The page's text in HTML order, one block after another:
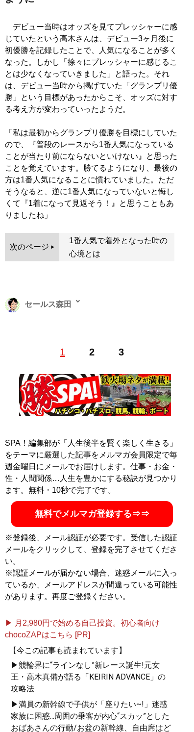
デビュー当時はオッズを見てプレッシャーに感
じていたという高木さんは、デビュー3ヶ月後に
初優勝を記録したことで、人気になることが多く
なった。しかし「徐々にプレッシャーに感じるこ
とは少なくなっていきました」と語った。それ
は、デビュー当時から掲げていた「グランプリ優
勝」という目標があったからこそ、オッズに対す
る考え方が変わっていったようだ。
「私は最初からグランプリ優勝を目標にしていた
ので、『普段のレースから1番人気になっている
ことが当たり前にならないといけない』と思った
ことを覚えています。勝てるようになり、最後の
方は1番人気になることに慣れていました。ただ
そうなると、逆に1番人気になっていないと悔し
くて『1着になって見返そう！』と思うこともあ
りましたね」
次のページ
1番人気で着外となった時の
心境とは
1 2 3
セールス森田
経て、現在は日刊SPA！編集・インタビュー記事の執筆
の軽さがセールスポイント
X（旧Twitter）salesmorita32
記事一覧へ
SPA！編集部が「人生後半を賢く楽しく生きる」
をテーマに厳選した記事をメルマガ会員限定で毎
週金曜日にメールでお届けします。仕事・お金・
性・人間関係…人生を豊かにする秘訣が見つかり
ます。無料・10秒で完了です。
無料でメルマガ登録する⇒⇒
※登録後、メール認証が必要です。受信した認証
メールをクリックして、登録を完了させてくださ
い。
※認証メールが届かない場合、迷惑メールに入っ
ているか、メールアドレスが間違っている可能性
があります。再度ご登録ください。
▶ 月2,980円で始める自己投資。初心者向け
chocoZAPはこちら [PR]
【今この記事も読まれています】
▶競輪界に“ラインなし”新レース誕生!元女
王・高木真備が語る「KEIRIN ADVANCE」の
攻略法
▶満員の新幹線で子供が「座りたい~!」迷惑
家族に困惑...周囲の乗客が内心“スカッ”とした
おばあさんの行動/お盆の新幹線、自由席はど